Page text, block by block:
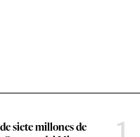
siete millones de
1